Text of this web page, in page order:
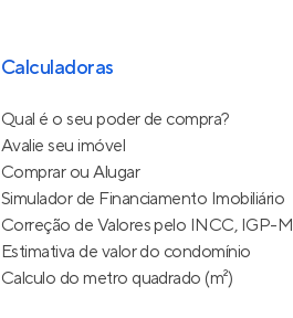
Calculadoras
Qual é o seu poder de compra?
Avalie seu imóvel
Comprar ou Alugar
Simulador de Financiamento Imobiliário
Correção de Valores pelo INCC, IGP-
Estimativa de valor do condomínio
Calculo do metro quadrado (m²)